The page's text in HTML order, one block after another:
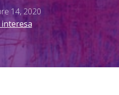
14, 2020